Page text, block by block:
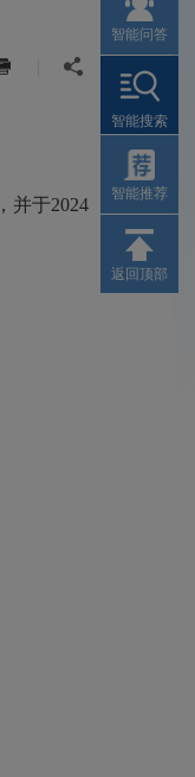

并于2024
智能问答
智能搜索
智能推荐
返回顶部